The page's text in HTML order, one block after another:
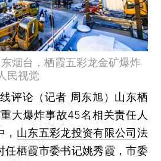
烟台，栖霞五彩龙金矿爆炸
民视觉
评论（记者 周东旭） 山东栖
重大爆炸事故45名相关责任人
山东五彩龙投资有限公司法
任栖霞市委书记姚秀霞，市委